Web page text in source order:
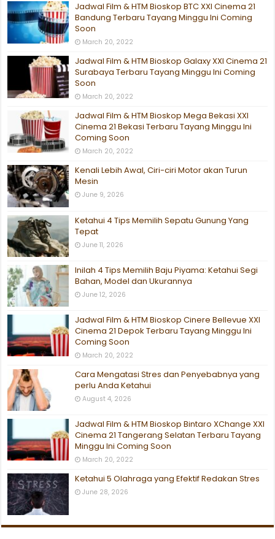
Jadwal Film & HTM Bioskop BTC XXI Cinema 21
Bandung Terbaru Tayang Minggu Ini Coming
Soon
March 20, 2022
Jadwal Film & HTM Bioskop Galaxy XXI Cinema 21
Surabaya Terbaru Tayang Minggu Ini Coming
Soon
March 20, 2022
Jadwal Film & HTM Bioskop Mega Bekasi XXI
Cinema 21 Bekasi Terbaru Tayang Minggu Ini
Coming Soon
March 20, 2022
Kenali Lebih Awal, Ciri-ciri Motor akan Turun
Mesin
June 9, 2026
Ketahui 4 Tips Memilih Sepatu Gunung Yang
Tepat
June 11, 2026
Inilah 4 Tips Memilih Baju Piyama: Ketahui Segi
Bahan, Model dan Ukurannya
June 12, 2026
Jadwal Film & HTM Bioskop Cinere Bellevue XXI
Cinema 21 Depok Terbaru Tayang Minggu Ini
Coming Soon
March 20, 2022
Cara Mengatasi Stres dan Penyebabnya yang
perlu Anda Ketahui
August 4, 2026
Jadwal Film & HTM Bioskop Bintaro XChange XXI
Cinema 21 Tangerang Selatan Terbaru Tayang
Minggu Ini Coming Soon
March 20, 2022
Ketahui 5 Olahraga yang Efektif Redakan Stres
June 28, 2026